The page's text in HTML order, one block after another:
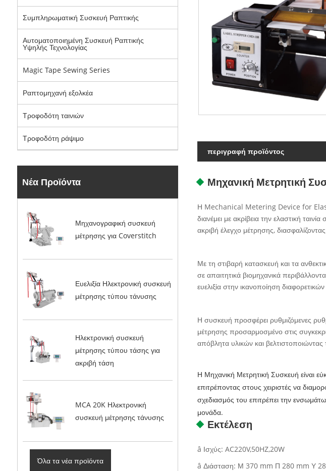
Συμπληρωματική Συσκευή Ραπτικής
Αυτοματοποιημένη Συσκευή Ραπτικής
Υψηλής Τεχνολογίας
Magic Tape Sewing Series
Ραπτομηχανή εξολκέα
Τροφοδότη ταινιών
Τροφοδότη ράψιμο
Νέα Προϊόντα
Μηχανογραφική συσκευή
μέτρησης για Coverstitch
Ευελιξία Ηλεκτρονική συσκευή
μέτρησης τύπου τάνυσης
Ηλεκτρονική συσκευή
μέτρησης τύπου τάσης για
ακριβή τάση
MCA 20K Ηλεκτρονική
συσκευή μέτρησης τάνυσης
Όλα τα νέα προϊόντα
περιγραφή προϊόντος
Μηχανική Μετρητική
Η Mechanical Metering Device for Elastic
διανέμει με ακρίβεια την ελαστική
ακριβή έλεγχο μέτρησης,
Με τη στιβαρή κατασκευή και τα
σε απαιτητικά βιομηχανικά
ευελιξία στην ικανοποίηση
Η συσκευή προσφέρει ρυθμιζόμενες
μέτρησης προσαρμοσμένο στις
απόβλητα υλικών και
Η Μηχανική Μετρητική Συσκευή είναι
επιτρέποντας στους χειριστές να
σχεδιασμός του επιτρέπει την
μονάδα.
Εκτέλεση
â Ισχύς: AC220V,50HZ,20W
â Διάσταση: Μ 370 mm Π 280 mm Υ